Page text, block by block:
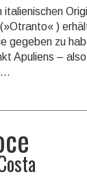
italienischen
)
gegeben zu
Apuliens –